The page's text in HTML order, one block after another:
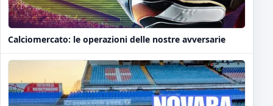
Calciomercato: le operazioni delle nostre avversarie